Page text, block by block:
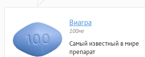
Виагра
100мг
Самый известный в мире
препарат